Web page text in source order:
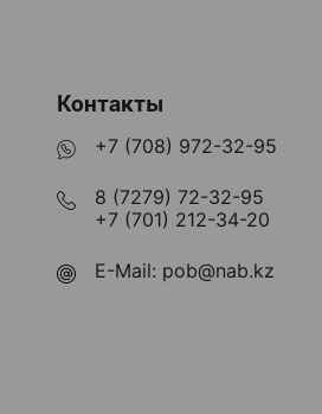
Контакты
+7 (708) 972-32-95
8 (7279) 72-32-95
+7 (701) 212-34-20
E-Mail: pob@nab.kz